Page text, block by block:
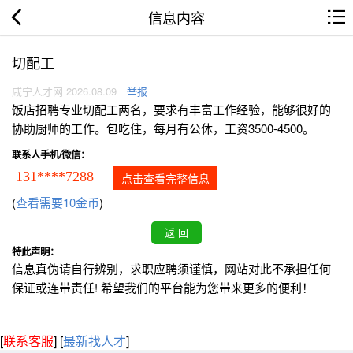
信息内容
切配工
咸宁人才网 2026.08.09 举报
饭店招聘专业切配工两名，要求有丰富工作经验，能够很好的
协助厨师的工作。包吃住，每月有公休，工资3500-4500。
联系人手机/微信：
131****7288 点击查看完整信息
(查看需要10金币)
特此声明：
信息真伪请自行辨别，求职应聘须谨慎，网站对此不承担任何
保证或连带责任! 希望我们的平台能为您带来更多的便利！
[联系客服] [最新找人才]